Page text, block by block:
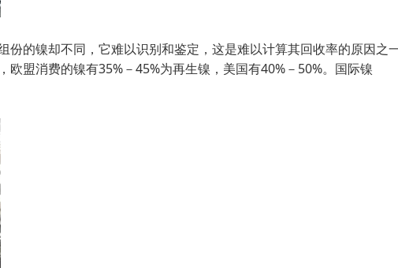
的镍却不同，它难以识别和鉴定，这是难以计算其回收率的原因之
盟消费的镍有35%－45%为再生镍，美国有40%－50%。国际镍